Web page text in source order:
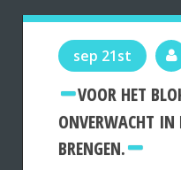
sep 21st
VOOR HET
ONVERWACHT IN
BRENGEN.